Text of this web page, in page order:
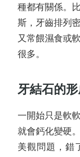
種都有關係。
斯，牙齒排列
又常餵濕食或
很多。
牙結石的
一開始只是軟
就會鈣化變硬
美觀問題，錯